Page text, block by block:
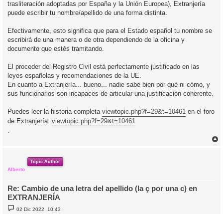
trasliteración adoptadas por España y la Unión Europea), Extranjería
puede escribir tu nombre/apellido de una forma distinta.
Efectivamente, esto significa que para el Estado español tu nombre se
escribirá de una manera o de otra dependiendo de la oficina y
documento que estés tramitando.
El proceder del Registro Civil está perfectamente justificado en las
leyes españolas y recomendaciones de la UE.
En cuanto a Extranjería... bueno... nadie sabe bien por qué ni cómo, y
sus funcionarios son incapaces de articular una justificación coherente.
Puedes leer la historia completa viewtopic.php?f=29&t=10461 en el foro
de Extranjería: viewtopic.php?f=29&t=10461
.
Topic Author
Alberto
Re: Cambio de una letra del apellido (la ç por una c) en
EXTRANJERÍA
M
e
02 Dic 2022, 10:43